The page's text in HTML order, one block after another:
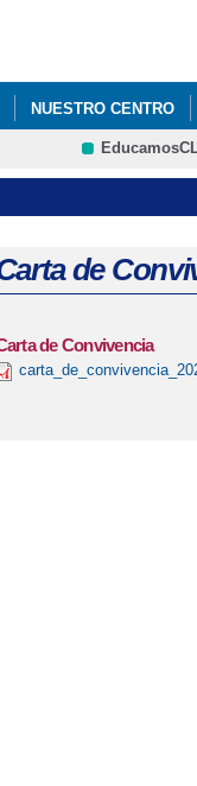
NUESTRO CENTRO
ESTACIÓN
de
de Convivencia